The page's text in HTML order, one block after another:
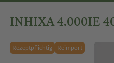
INHIXA 4.000IE
Rezeptpflichtig Reimport